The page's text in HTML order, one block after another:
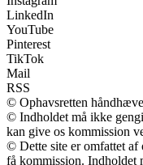
LinkedIn
YouTube
Pinterest
TikTok
Mail
RSS
© Ophavsretten
© Indholdet må ikke
kan give os kommission
© Dette site er omfattet
få kommission. Indholdet